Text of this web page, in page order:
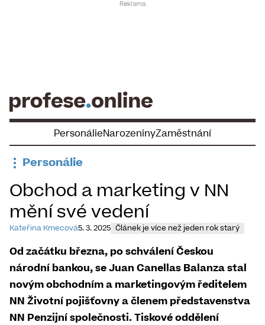
PersonálieNarozeninyZaměstnání
Personálie
Obchod a marketing v NN
mění své vedení
Kateřina Kmecová5. 3. 2025 Článek je více než jeden rok starý
Od začátku března, po schválení Českou
národní bankou, se Juan Canellas Balanza stal
novým obchodním a marketingovým ředitelem
NN Životní pojišťovny a členem představenstva
NN Penzijní společnosti. Tiskové oddělení